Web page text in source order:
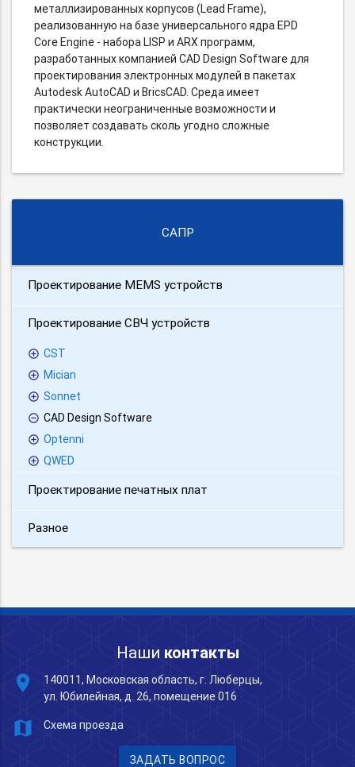
металлизированных корпусов (Lead Frame),
реализованную на базе универсального ядра EPD
Core Engine - набора LISP и ARX программ,
разработанных компанией CAD Design Software для
проектирования электронных модулей в пакетах
Autodesk AutoCAD и BricsCAD. Среда имеет
практически неограниченные возможности и
позволяет создавать сколь угодно сложные
конструкции.
САПР
Проектирование MEMS устройств
Проектирование СВЧ устройств
CST
Mician
Sonnet
CAD Design Software
Optenni
QWED
Проектирование печатных плат
Разное
Наши контакты
place
140011, Московская область, г. Люберцы,
ул. Юбилейная, д. 26, помещение 016
map Схема проезда
ЗАДАТЬ ВОПРОС